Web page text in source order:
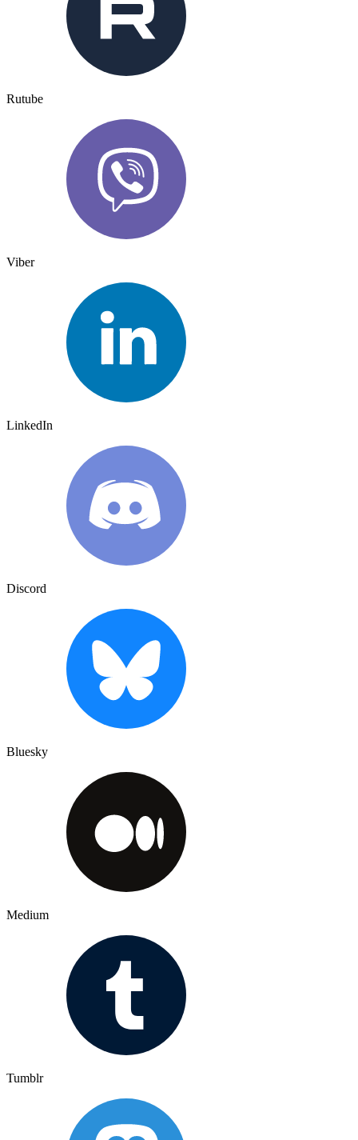
Rutube
Viber
LinkedIn
Discord
Bluesky
Medium
Tumblr